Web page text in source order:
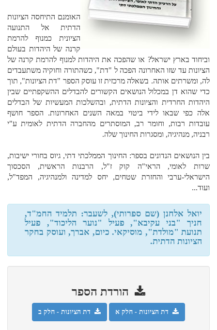
אהרן הלפרין
ייש"כ על הוועד
האומנם התיחסה הציונות
הדתית אל התנועה
הציונית כמנוף להרמת
קרנה של היהדות בעולם
וביחוד בארץ ישראל? או שהפכה את היהדות למנוף להרמת קרנה של
הציונות עד שזו האחרונה הפכה ל "דת", כשהתורה וחוקיה משתעבדים
לה, ומשרתים אותה. בשאלה מרכזית זו עוסק הספר "דת הציונות", תוך
כדי שהוא דן במכלול הנושאים הקשורים להבדלים ההשקפתיים שבין
היהדות החרדית והציונות הדתית, ובהשלכות המעשיות של הבדלים
אלה כפי שבאו לידי ביטוי במאה השנים האחרונות. הספר חושף
עובדות רבות, וחומר רב, המוסתרים מהחברה הדתית לאומית ע"י
רבניה, מנהיגיה, ומסגרות החינוך שלה.
בין הנושאים הנדונים בספר: החינוך הממלכתי דתי, גיוס בחורי ישיבות,
שרות לאומי, הראי"ה קוק ז"ל, הרבנות הראשית, הסכסוך
הישראלי-ערבי והחזרת שטחים, יחס למדינה ולמנהיגיה, המפד"ל,
ועוד...
יואל אלחנן (שם ספרותי), לשעבר: תלמיד החמ"ד,
חניך "בני עקיבא", פעיל "נוער הליכוד", פעיל
תנועת "מולדת", מוסיקאי. כיום, אברך, ועוסק בחקר
הציונות הדתית.
הורדת הספר
דת הציונות - חלק א דת הציונות - חלק ב